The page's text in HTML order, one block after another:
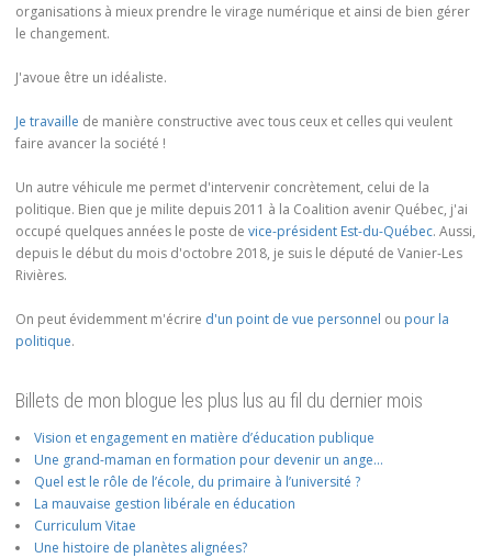
organisations à mieux prendre le virage numérique et ainsi de bien gérer
le changement.
J'avoue être un idéaliste.
Je travaille de manière constructive avec tous ceux et celles qui veulent
faire avancer la société !
Un autre véhicule me permet d'intervenir concrètement, celui de la
politique. Bien que je milite depuis 2011 à la Coalition avenir Québec, j'ai
occupé quelques années le poste de vice-président Est-du-Québec. Aussi,
depuis le début du mois d'octobre 2018, je suis le député de Vanier-Les
Rivières.
On peut évidemment m'écrire d'un point de vue personnel ou pour la
politique.
Billets de mon blogue les plus lus au fil du dernier mois
Vision et engagement en matière d’éducation publique
Une grand-maman en formation pour devenir un ange…
Quel est le rôle de l’école, du primaire à l’université ?
La mauvaise gestion libérale en éducation
Curriculum Vitae
Une histoire de planètes alignées?